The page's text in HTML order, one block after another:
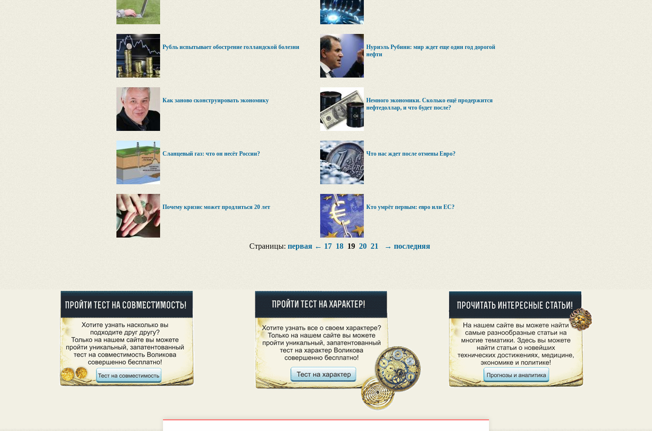
Рубль испытывает обострение голландской болезни
Нуриэль Рубини: мир ждет еще один год дорогой
нефти
Как заново сконструировать экономику
Немного экономики. Сколько ещё продержится
нефтедоллар, и что будет после?
Сланцевый газ: что он несёт России? Что нас ждет после отмены Евро?
Почему кризис может продлиться 20 лет Кто умрёт первым: евро или ЕС?
Страницы: первая← 17 18 19 20 21 → последняя